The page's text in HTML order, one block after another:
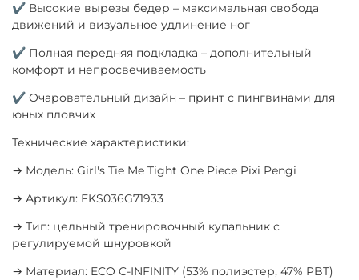
✔ Высокие вырезы бедер – максимальная свобода
движений и визуальное удлинение ног
✔ Полная передняя подкладка – дополнительный
комфорт и непросвечиваемость
✔ Очаровательный дизайн – принт с пингвинами для
юных пловчих
Технические характеристики:
→ Модель: Girl's Tie Me Tight One Piece Pixi Pengi
→ Артикул: FKS036G71933
→ Тип: цельный тренировочный купальник с
регулируемой шнуровкой
→ Материал: ECO C-INFINITY (53% полиэстер, 47% PBT)